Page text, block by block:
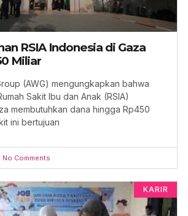
RSIA Indonesia di Gaza
Miliar
(AWG) mengungkapkan bahwa
Sakit Ibu dan Anak (RSIA)
membutuhkan dana hingga Rp450
ini bertujuan
No Comments
KARIR